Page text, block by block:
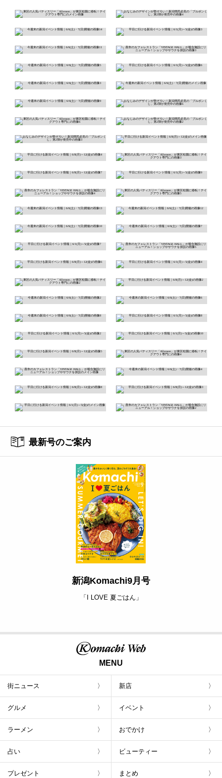
最新号のご案内
新潟Komachi9月号
「I LOVE 夏ごはん」
MENU
街ニュース 新店
グルメ イベント
ラーメン おでかけ
占い ビューティー
プレゼント まとめ